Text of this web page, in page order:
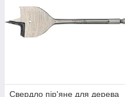
Свердло пір'яне для дерева